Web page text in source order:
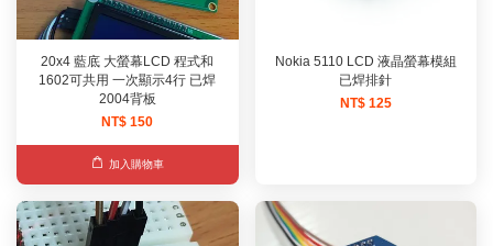
20x4 藍底 大螢幕LCD 程式和
1602可共用 一次顯示4行 已焊
2004背板
NT$ 150
加入購物車
Nokia 5110 LCD 液晶螢幕模組
已焊排針
NT$ 125